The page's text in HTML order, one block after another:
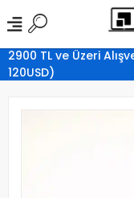
2900 TL ve Üzeri
120USD)